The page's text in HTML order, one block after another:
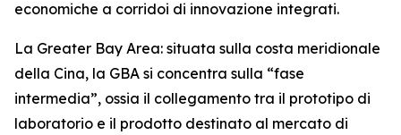
economiche a corridoi di innovazione integrati.
La Greater Bay Area: situata sulla costa meridionale
della Cina, la GBA si concentra sulla “fase
intermedia”, ossia il collegamento tra il prototipo di
laboratorio e il prodotto destinato al mercato di